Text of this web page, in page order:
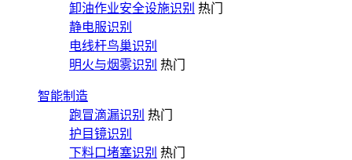
卸油作业安全设施识别 热门
静电服识别
电线杆鸟巢识别
明火与烟雾识别 热门
智能制造
跑冒滴漏识别 热门
护目镜识别
下料口堵塞识别 热门